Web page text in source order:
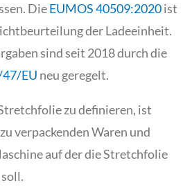
DieEUMOS 40509:2020ist
der Ladeeinheit.
sind seit 2018 durch die
EU neu geregelt.
zu definieren, ist
verpackenden Waren und
auf der die Stretchfolie